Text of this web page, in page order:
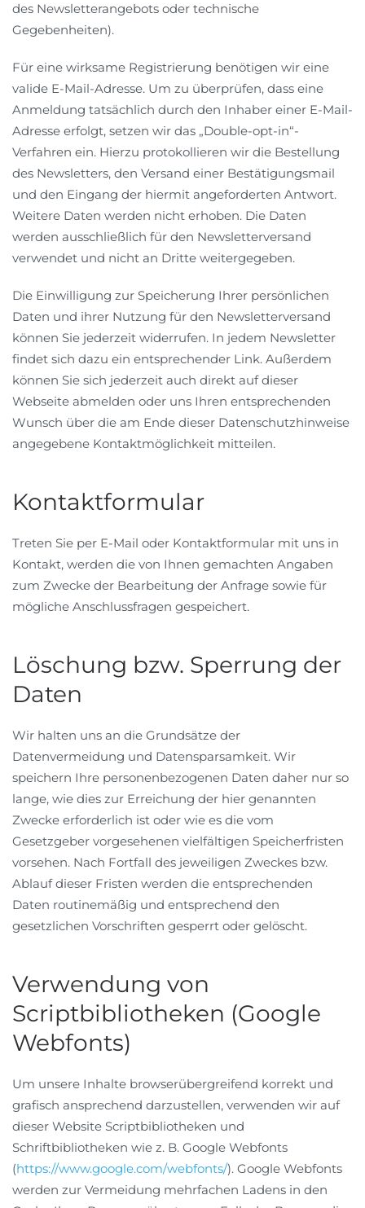
des Newsletterangebots oder technische
Gegebenheiten).
Für eine wirksame Registrierung benötigen wir eine
valide E-Mail-Adresse. Um zu überprüfen, dass eine
Anmeldung tatsächlich durch den Inhaber einer E-Mail-
Adresse erfolgt, setzen wir das „Double-opt-in“-
Verfahren ein. Hierzu protokollieren wir die Bestellung
des Newsletters, den Versand einer Bestätigungsmail
und den Eingang der hiermit angeforderten Antwort.
Weitere Daten werden nicht erhoben. Die Daten
werden ausschließlich für den Newsletterversand
verwendet und nicht an Dritte weitergegeben.
Die Einwilligung zur Speicherung Ihrer persönlichen
Daten und ihrer Nutzung für den Newsletterversand
können Sie jederzeit widerrufen. In jedem Newsletter
findet sich dazu ein entsprechender Link. Außerdem
können Sie sich jederzeit auch direkt auf dieser
Webseite abmelden oder uns Ihren entsprechenden
Wunsch über die am Ende dieser Datenschutzhinweise
angegebene Kontaktmöglichkeit mitteilen.
Kontaktformular
Treten Sie per E-Mail oder Kontaktformular mit uns in
Kontakt, werden die von Ihnen gemachten Angaben
zum Zwecke der Bearbeitung der Anfrage sowie für
mögliche Anschlussfragen gespeichert.
Löschung bzw. Sperrung der
Daten
Wir halten uns an die Grundsätze der
Datenvermeidung und Datensparsamkeit. Wir
speichern Ihre personenbezogenen Daten daher nur so
lange, wie dies zur Erreichung der hier genannten
Zwecke erforderlich ist oder wie es die vom
Gesetzgeber vorgesehenen vielfältigen Speicherfristen
vorsehen. Nach Fortfall des jeweiligen Zweckes bzw.
Ablauf dieser Fristen werden die entsprechenden
Daten routinemäßig und entsprechend den
gesetzlichen Vorschriften gesperrt oder gelöscht.
Verwendung von
Scriptbibliotheken (Google
Webfonts)
Um unsere Inhalte browserübergreifend korrekt und
grafisch ansprechend darzustellen, verwenden wir auf
dieser Website Scriptbibliotheken und
Schriftbibliotheken wie z. B. Google Webfonts
(https://www.google.com/webfonts/). Google Webfonts
werden zur Vermeidung mehrfachen Ladens in den